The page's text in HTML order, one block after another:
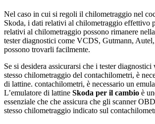
Nel caso in cui si regoli il chilometraggio nel
Skoda, i dati relativi al chilometraggio effettivo
relativi al chilometraggio possono rimanere
tester diagnostici come VCDS, Gutmann,
possono trovarli facilmente.
Se si desidera assicurarsi che i tester
stesso chilometraggio del contachilometri, è
di lattine. contachilometri, è necessario un
L’emulatore di lattine Skoda per il cambio è
essenziale che che assicura che gli scanner
stesso chilometraggio indicato sul